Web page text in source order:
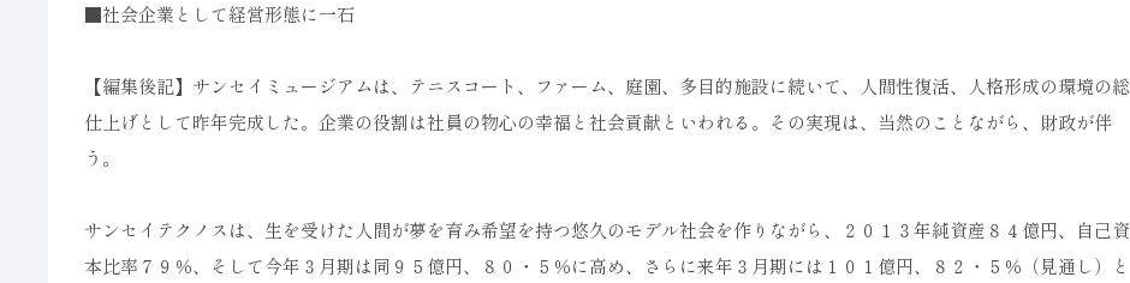
■社会企業として経営形態に一石
【編集後記】サンセイミュージアムは、テニスコート、ファーム、庭園、多目的施設に続いて、人間性復活、人格形成の環境の総
仕上げとして昨年完成した。企業の役割は社員の物心の幸福と社会貢献といわれる。その実現は、当然のことながら、財政が伴
う。
サンセイテクノスは、生を受けた人間が夢を育み希望を持つ悠久のモデル社会を作りながら、２０１３年純資産８４億円、自己資
本比率７９％、そして今年３月期は同９５億円、８０・５％に高め、さらに来年３月期には１０１億円、８２・５％（見通し）と